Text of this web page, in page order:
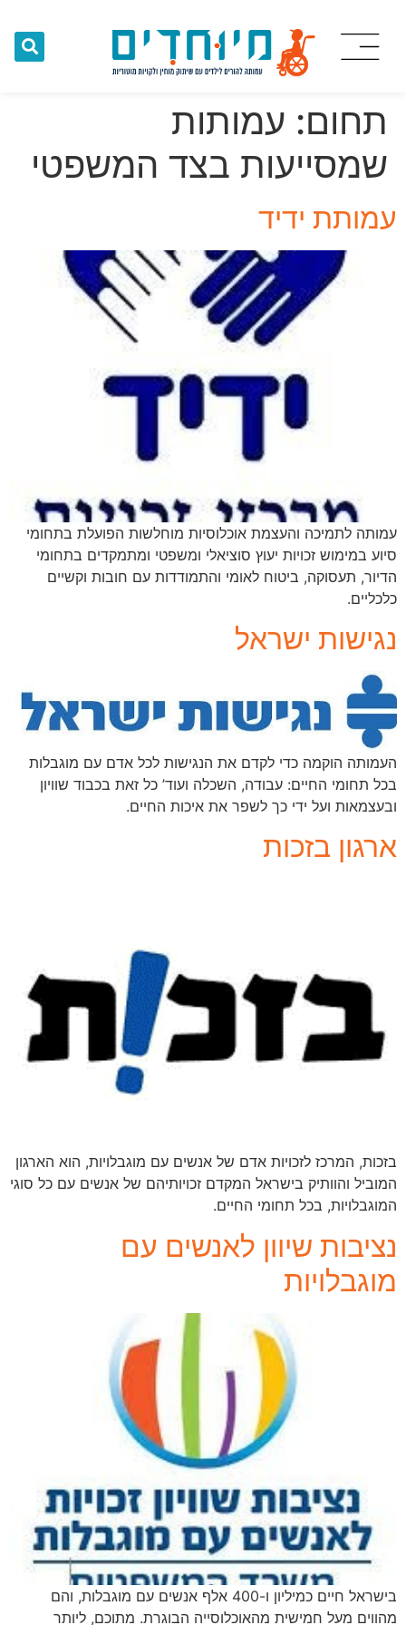
תחום: עמותות
שמסייעות בצד המשפטי
עמותת ידיד
עמותה לתמיכה והעצמת אוכלוסיות מוחלשות הפועלת בתחומי
סיוע במימוש זכויות יעוץ סוציאלי ומשפטי ומתמקדים בתחומי
הדיור, תעסוקה, ביטוח לאומי והתמודדות עם חובות וקשיים
כלכליים.
נגישות ישראל
העמותה הוקמה כדי לקדם את הנגישות לכל אדם עם מוגבלות
בכל תחומי החיים: עבודה, השכלה ועוד’ כל זאת בכבוד שוויון
ובעצמאות ועל ידי כך לשפר את איכות החיים.
ארגון בזכות
בזכות, המרכז לזכויות אדם של אנשים עם מוגבלויות, הוא הארגון
המוביל והוותיק בישראל המקדם זכויותיהם של אנשים עם כל סוגי
המוגבלויות, בכל תחומי החיים.
נציבות שיוון לאנשים עם
מוגבלויות
בישראל חיים כמיליון ו-400 אלף אנשים עם מוגבלות, והם
מהווים מעל חמישית מהאוכלוסייה הבוגרת. מתוכם, ליותר